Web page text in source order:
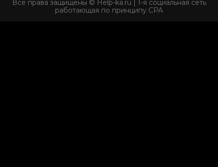
Все права защищены © Help-ka.ru | 1-я социальная сеть
работающая по принципу CPA